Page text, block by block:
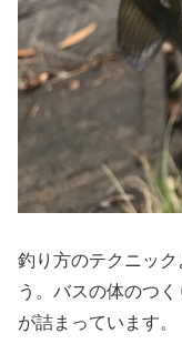
釣り方のテクニッ
う。バスの体のつ
が詰まっています。